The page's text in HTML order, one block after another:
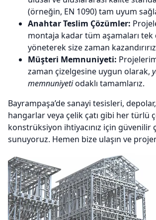
(örneğin, EN 1090) tam uyum
Anahtar Teslim Çözümler:
montaja kadar tüm aşamaları tek
yöneterek size zaman
Müşteri Memnuniyeti:
zaman çizelgesine uygun olarak,
memnuniyetiodaklı tamamlarız.
Bayrampaşa’de sanayi tesisleri,
hangarlar veya çelik çatı gibi her türlü
konstrüksiyon ihtiyacınız için güvenilir
sunuyoruz. Hemen bize ulaşın ve